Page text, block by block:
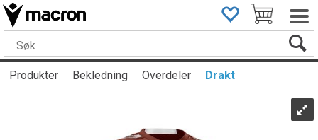
Produkter Bekledning Overdeler Drakt